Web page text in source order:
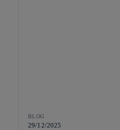
BLOG
29/12/2025